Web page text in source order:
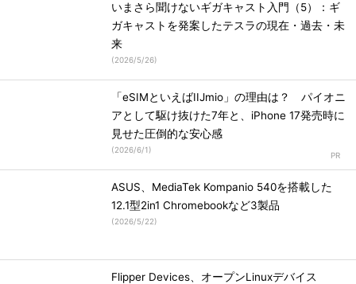
いまさら聞けないギガキャスト入門（5）：ギ
ガキャストを発案したテスラの現在・過去・未
来
(2026/5/26)
「eSIMといえばIIJmio」の理由は？ パイオニ
アとして駆け抜けた7年と、iPhone 17発売時に
見せた圧倒的な安心感
(2026/6/1)
ASUS、MediaTek Kompanio 540を搭載した
12.1型2in1 Chromebookなど3製品
(2026/5/22)
Flipper Devices、オープンLinuxデバイス